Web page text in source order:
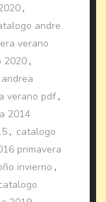
,
andre
verano
2020 ,
verano pdf ,
2014
, catalogo
primavera
invierno ,